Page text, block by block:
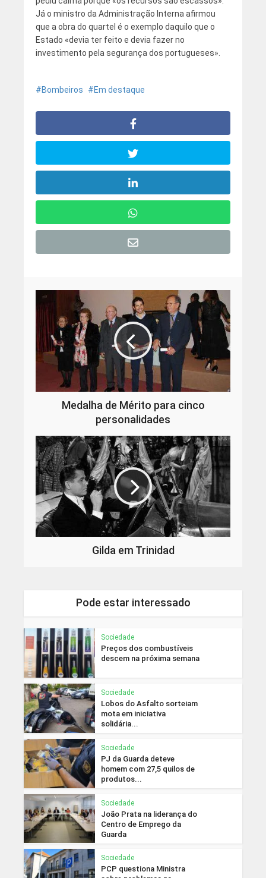
Já o ministro da Administração Interna afirmou
que a obra do quartel é o exemplo daquilo que o
Estado «devia ter feito e devia fazer no
investimento pela segurança dos portugueses».
Bombeiros Em destaque
Medalha de Mérito para cinco
personalidades
Gilda em Trinidad
Pode estar interessado
Sociedade
Preços dos combustíveis
descem na próxima semana
Sociedade
Lobos do Asfalto sorteiam
mota em iniciativa
solidária...
Sociedade
PJ da Guarda deteve
homem com 27,5 quilos de
produtos...
Sociedade
João Prata na liderança do
Centro de Emprego da
Guarda
Sociedade
PCP questiona Ministra